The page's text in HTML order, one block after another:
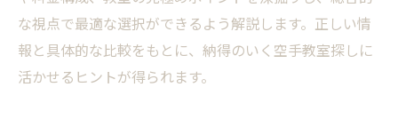
な視点で最適な選択ができるよう解説します。正しい情
報と具体的な比較をもとに、納得のいく空手教室探しに
活かせるヒントが得られます。